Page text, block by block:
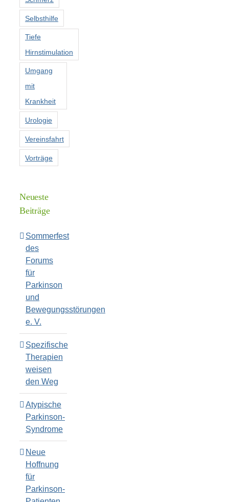
Selbsthilfe
Tiefe
Hirnstimulation
Umgang
mit
Krankheit
Urologie
Vereinsfahrt
Vorträge
Neueste
Beiträge
Sommerfest
des
Forums
für
Parkinson
und
Bewegungsstörungen
e. V.
Spezifische
Therapien
weisen
den Weg
Atypische
Parkinson-
Syndrome
Neue
Hoffnung
für
Parkinson-